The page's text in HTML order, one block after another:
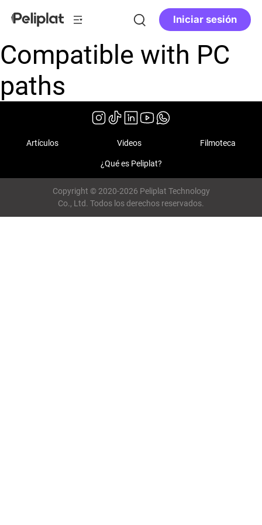
Iniciar sesión
Compatible with PC
paths
Artículos Videos Filmoteca
¿Qué es Peliplat?
Copyright © 2020-2026 Peliplat Technology
Co., Ltd. Todos los derechos reservados.